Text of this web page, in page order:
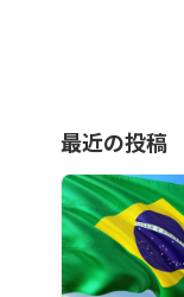
最近の投稿